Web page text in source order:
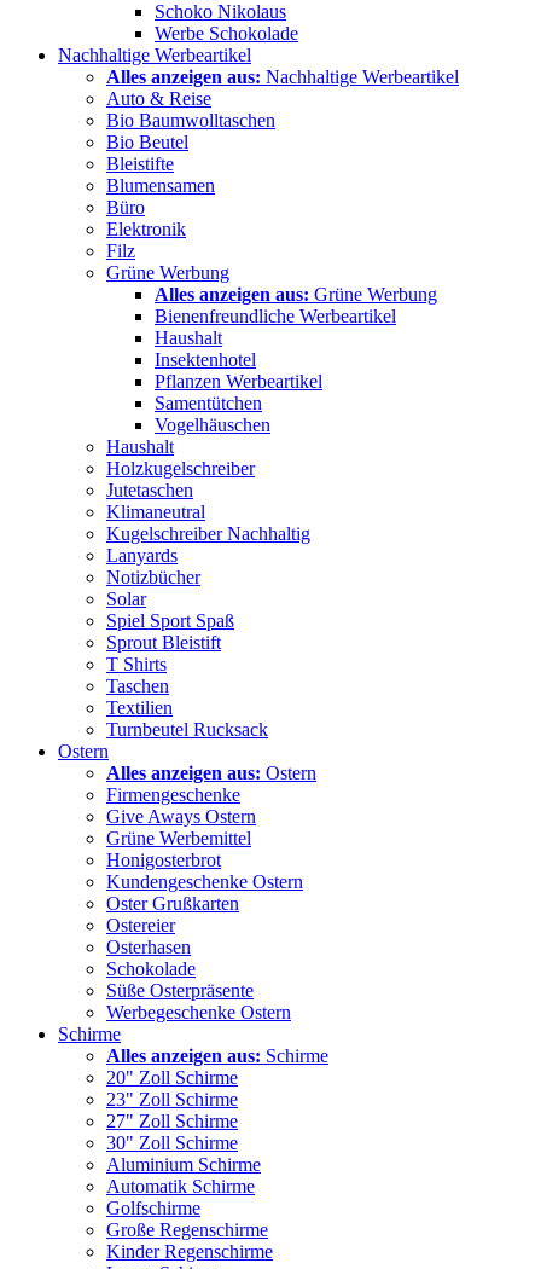
Schoko Nikolaus
Werbe Schokolade
Nachhaltige Werbeartikel
Alles anzeigen aus: Nachhaltige Werbeartikel
Auto & Reise
Bio Baumwolltaschen
Bio Beutel
Bleistifte
Blumensamen
Büro
Elektronik
Filz
Grüne Werbung
Alles anzeigen aus: Grüne Werbung
Bienenfreundliche Werbeartikel
Haushalt
Insektenhotel
Pflanzen Werbeartikel
Samentütchen
Vogelhäuschen
Haushalt
Holzkugelschreiber
Jutetaschen
Klimaneutral
Kugelschreiber Nachhaltig
Lanyards
Notizbücher
Solar
Spiel Sport Spaß
Sprout Bleistift
T Shirts
Taschen
Textilien
Turnbeutel Rucksack
Ostern
Alles anzeigen aus: Ostern
Firmengeschenke
Give Aways Ostern
Grüne Werbemittel
Honigosterbrot
Kundengeschenke Ostern
Oster Grußkarten
Ostereier
Osterhasen
Schokolade
Süße Osterpräsente
Werbegeschenke Ostern
Schirme
Alles anzeigen aus: Schirme
20" Zoll Schirme
23" Zoll Schirme
27" Zoll Schirme
30" Zoll Schirme
Aluminium Schirme
Automatik Schirme
Golfschirme
Große Regenschirme
Kinder Regenschirme